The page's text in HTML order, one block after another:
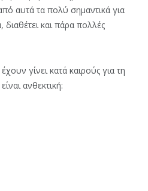
αυτά τα πολύ σημαντικά για
διαθέτει και πάρα πολλές
γίνει κατά καιρούς για τη
ανθεκτική: